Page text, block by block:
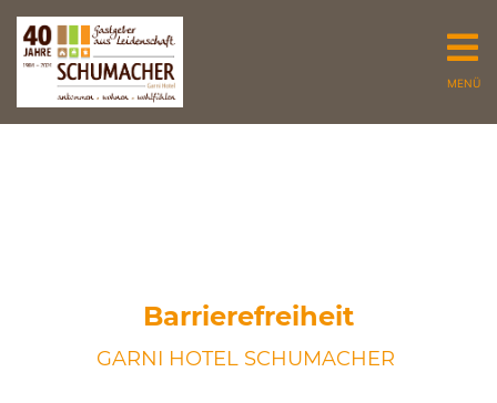
MENÜ
Barrierefreiheit
GARNI HOTEL SCHUMACHER